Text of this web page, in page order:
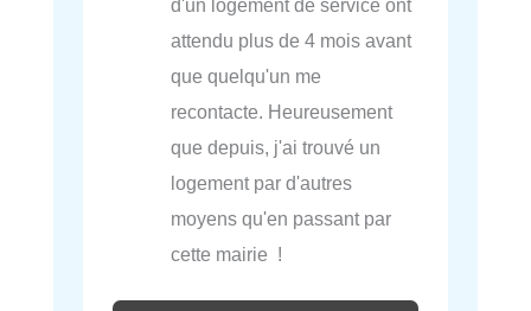
attendu plus de 4 mois avant
que quelqu'un me
recontacte. Heureusement
que depuis, j'ai trouvé un
logement par d'autres
moyens qu'en passant par
cette mairie !